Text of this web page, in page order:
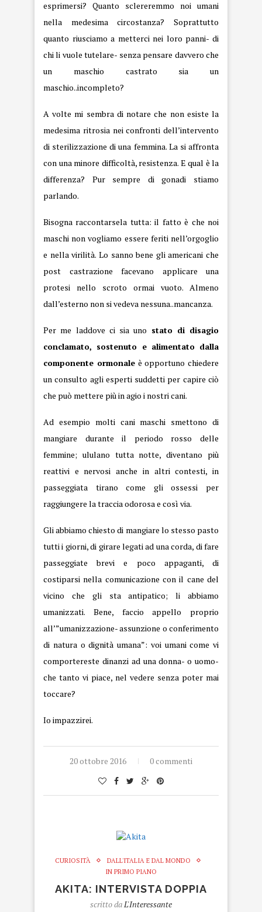
esprimersi? Quanto sclereremmo noi umani
nella medesima circostanza? Soprattutto
quanto riusciamo a metterci nei loro panni- di
chi li vuole tutelare- senza pensare davvero che
un maschio castrato sia un
maschio..incompleto?
A volte mi sembra di notare che non esiste la
medesima ritrosia nei confronti dell’intervento
di sterilizzazione di una femmina. La si affronta
con una minore difficoltà, resistenza. E qual è la
differenza? Pur sempre di gonadi stiamo
parlando.
Bisogna raccontarsela tutta: il fatto è che noi
maschi non vogliamo essere feriti nell’orgoglio
e nella virilità. Lo sanno bene gli americani che
post castrazione facevano applicare una
protesi nello scroto ormai vuoto. Almeno
dall’esterno non si vedeva nessuna..mancanza.
Per me laddove ci sia uno stato di disagio
conclamato, sostenuto e alimentato dalla
componente ormonaleè opportuno chiedere
un consulto agli esperti suddetti per capire ciò
che può mettere più in agio i nostri cani.
Ad esempio molti cani maschi smettono di
mangiare durante il periodo rosso delle
femmine; ululano tutta notte, diventano più
reattivi e nervosi anche in altri contesti, in
passeggiata tirano come gli ossessi per
raggiungere la traccia odorosa e così via.
Gli abbiamo chiesto di mangiare lo stesso pasto
tutti i giorni, di girare legati ad una corda, di fare
passeggiate brevi e poco appaganti, di
costiparsi nella comunicazione con il cane del
vicino che gli sta antipatico; li abbiamo
umanizzati. Bene, faccio appello proprio
all’”umanizzazione- assunzione o conferimento
di natura o dignità umana”: voi umani come vi
comportereste dinanzi ad una donna- o uomo-
che tanto vi piace, nel vedere senza poter mai
toccare?
Io impazzirei.
20 ottobre 2016 0 commenti
CURIOSITÀ
DALL'ITALIA E DAL MONDO
IN PRIMO PIANO
AKITA: INTERVISTA DOPPIA
scritto da L'Interessante